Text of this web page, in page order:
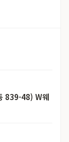
839-48) W웨